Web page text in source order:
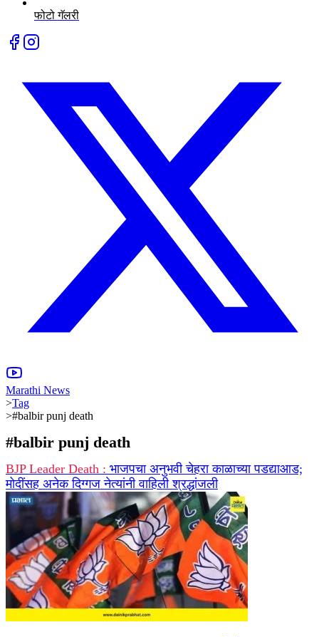
फोटो गॅलरी
Marathi News
>Tag
>#balbir punj death
#balbir punj death
BJP Leader Death : भाजपचा अनुभवी चेहरा काळाच्या पडद्याआड;
मोदींसह अनेक दिग्गज नेत्यांनी वाहिली श्रद्धांजली